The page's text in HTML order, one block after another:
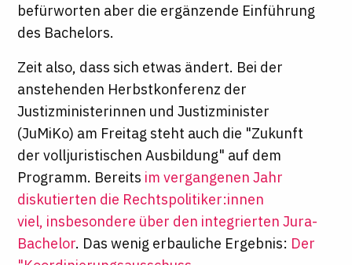
befürworten aber die ergänzende Einführung
des Bachelors.
Zeit also, dass sich etwas ändert. Bei der
anstehenden Herbstkonferenz der
Justizministerinnen und Justizminister
(JuMiKo) am Freitag steht auch die "Zukunft
der volljuristischen Ausbildung" auf dem
Programm. Bereits im vergangenen Jahr
diskutierten die Rechtspolitiker:innen
viel, insbesondere über den integrierten Jura-
Bachelor. Das wenig erbauliche Ergebnis: Der